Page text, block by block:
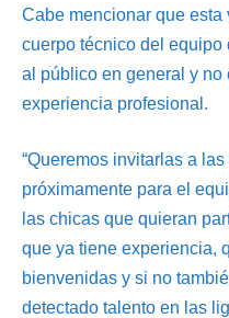
Cabe mencionar que esta
cuerpo técnico del equipo
al público en general y no
experiencia profesional.
“Queremos invitarlas a
próximamente para el
las chicas que quieran
que ya tiene experiencia,
bienvenidas y si no
detectado talento en las